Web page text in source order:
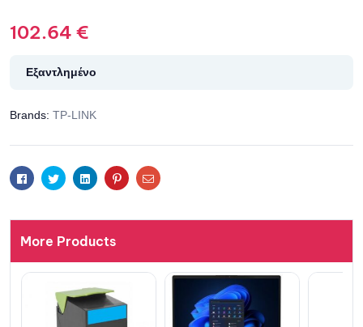
102.64 €
Εξαντλημένο
Brands: TP-LINK
FacebookTwitterLinkedinPinterestEmail
More Products